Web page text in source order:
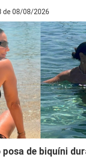
de 08/08/2026
posa de biquíni